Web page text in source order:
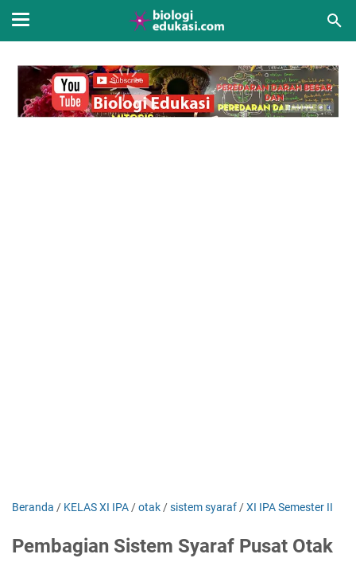
Beranda / KELAS XI IPA /otak /sistem syaraf /XI IPA Semester II
Pembagian Sistem Syaraf Pusat Otak